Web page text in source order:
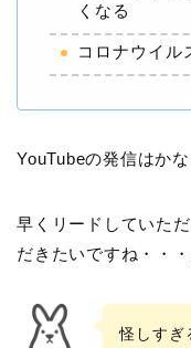
くなる
コロナウイル
YouTubeの発信はか
早くリードしていた
だきたいですね・・・
怪しすぎ